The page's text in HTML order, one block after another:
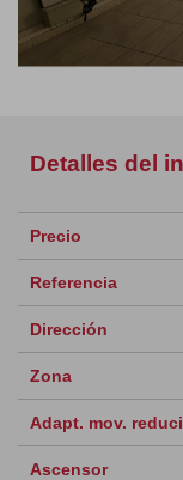
Detalles del
Precio
Referencia
Dirección
Zona
Adapt. mov.
Ascensor